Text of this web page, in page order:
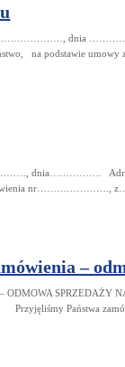
dnia
podstawie
nr………………….,
–
– ODMOWA
Państwa